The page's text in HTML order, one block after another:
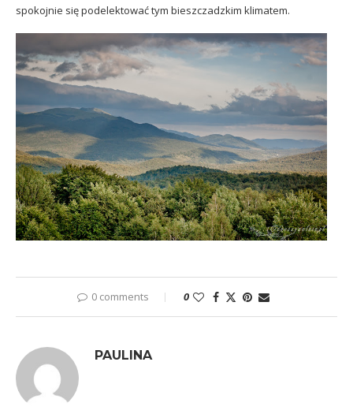
spokojnie się podelektować tym bieszczadzkim klimatem.
0 comments 0
PAULINA